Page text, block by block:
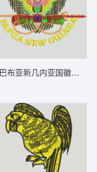
巴布亚新几内亚国徽图案 鹰